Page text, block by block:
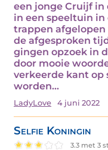
een jonge Cruijf in
in een speeltuin
trappen
de afgesproken
gingen opzoek in
door mooie
verkeerde kant op
worden…
LadyLove 4 juni 2022
Selfie Koningin
3.3 met 3